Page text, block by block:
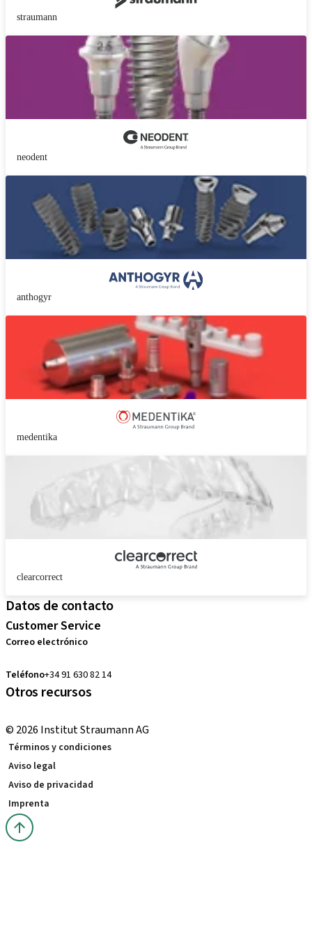
straumann
neodent
anthogyr
medentika
clearcorrect
Datos de contacto
Customer Service
Correo electrónico
Teléfono+34 91 630 82 14
Otros recursos
© 2026 Institut Straumann AG
Términos y condiciones
Aviso legal
Aviso de privacidad
Imprenta